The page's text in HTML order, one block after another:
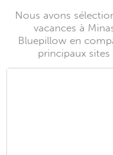
Nous avons
vacances à
Bluepillow en
principaux sites